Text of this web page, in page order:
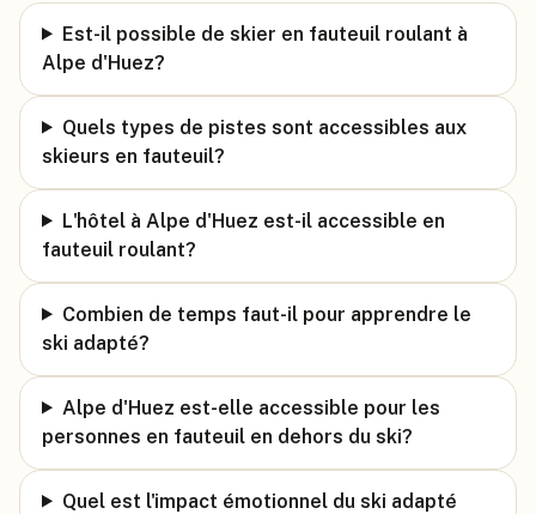
Est-il possible de skier en fauteuil roulant à
Alpe d'Huez?
Quels types de pistes sont accessibles aux
skieurs en fauteuil?
L'hôtel à Alpe d'Huez est-il accessible en
fauteuil roulant?
Combien de temps faut-il pour apprendre le
ski adapté?
Alpe d'Huez est-elle accessible pour les
personnes en fauteuil en dehors du ski?
Quel est l'impact émotionnel du ski adapté